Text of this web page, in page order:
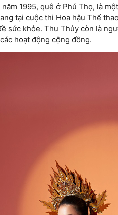
1995, quê ở Phú Thọ, là
tại cuộc thi Hoa hậu Thể
sức khỏe. Thu Thủy còn là
hoạt động cộng đồng.